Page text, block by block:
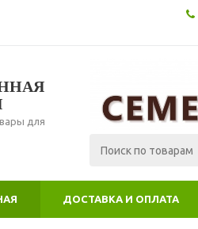
для
ДОСТАВКА И ОПЛАТА